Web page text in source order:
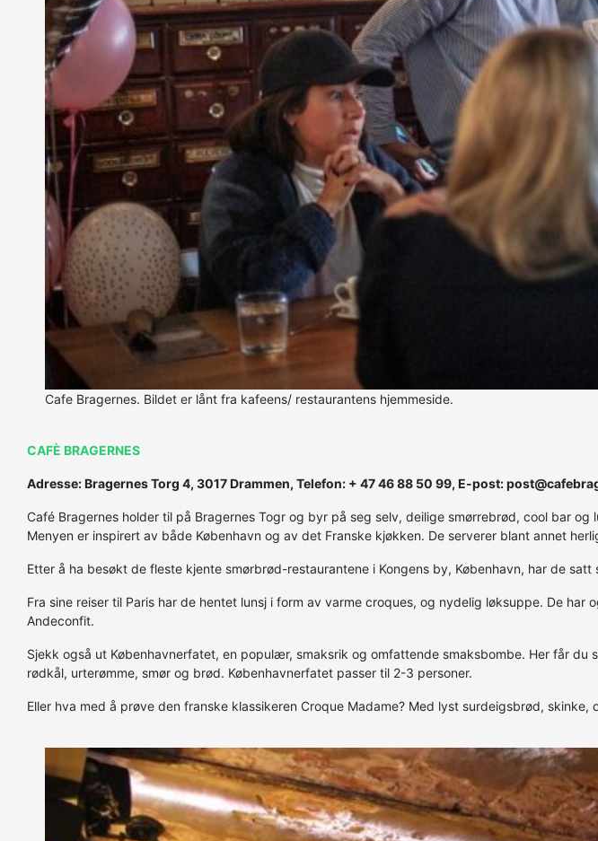
Cafe Bragernes. Bildet er lånt fra kafeens/ restaurantens hjemmeside.
CAFÈ BRAGERNES
Adresse: Bragernes Torg 4, 3017 Drammen, Telefon: + 47 46 88 50 99, E-post:
Café Bragernes holder til på Bragernes Togr og byr på seg selv, deilige smørrebrød, cool bar
Menyen er inspirert av både København og av det Franske kjøkken. De serverer blant annet
Etter å ha besøkt de fleste kjente smørbrød-restaurantene i Kongens by, København, har de
Fra sine reiser til Paris har de hentet lunsj i form av varme croques, og nydelig løksuppe. De
Andeconfit.
Sjekk også ut Københavnerfatet, en populær, smaksrik og omfattende smaksbombe. Her får
rødkål, urterømme, smør og brød. Københavnerfatet passer til 2-3 personer.
Eller hva med å prøve den franske klassikeren Croque Madame? Med lyst surdeigsbrød,